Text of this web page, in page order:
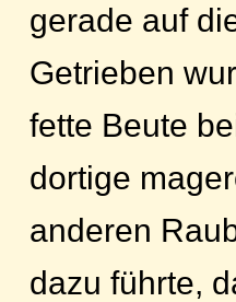
gerade auf
Getrieben
fette Beute
dortige
anderen
dazu führte,